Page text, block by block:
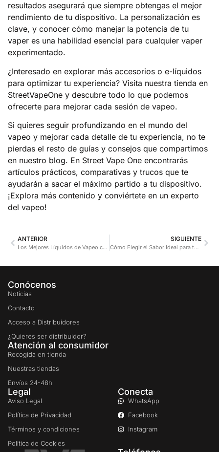
resultados asegurará que siempre obtengas el mejor
rendimiento de tu dispositivo. La personalización es
clave, y conocer cómo manejar la potencia de tu
vaper es una habilidad esencial para cualquier vaper
experimentado.
¿Interesado en explorar más accesorios o e-líquidos
para optimizar tu experiencia? Visita nuestra tienda en
StreetVapeOne y descubre todo lo que podemos
ofrecerte para mejorar cada sesión de vapeo.
Si quieres seguir profundizando en el mundo del
vapeo y mejorar cada detalle de tu experiencia, no te
pierdas el resto de guías y consejos que compartimos
en nuestro blog. En Street Vape One encontrarás
artículos prácticos, comparativas y trucos que te
ayudarán a sacar el máximo partido a tu dispositivo.
¡Explora más contenido y conviértete en un experto
del vapeo!
ANTERIOR
Los Mejores Líquidos de Vapeo con Sabor a Frutas Tropicales
SIGUIENTE
Cómo Elegir el Sabor Ideal para tu Vaper: Guía Completa
Conócenos
Noticias
Contacto
Acceso a Distribuidores
¿Quieres ser distribuidor?
Atención al consumidor
Recogida en tienda
Nuestras tiendas
Envíos 24-48h
Legal
Aviso Legal
Política de Privacidad
Términos y condiciones
Política de Cookies
Conecta
WhatsApp
Facebook
Instagram